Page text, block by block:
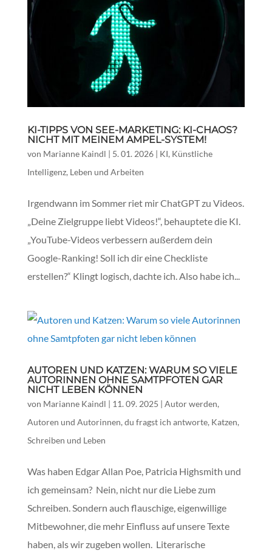
KI-TIPPS VON SEE-MARKETING: KI-CHAOS?
NICHT MIT MEINEM AMPEL-SYSTEM!
von Marianne Kaindl | 5. 01. 2026| KI, Künstliche
Intelligenz, Leben und Arbeiten
Irgendwann im Sommer riet mir ChatGPT zu Videos.
„Deine Zielgruppe liebt Videos!“, behauptete die KI.
„YouTube-Videos verbessern außerdem dein
Google-Ranking! Soll ich dir eine Checkliste
erstellen?“ Klingt logisch, dachte ich. Also habe ich...
AUTOREN UND KATZEN: WARUM SO VIELE
AUTORINNEN OHNE SAMTPFOTEN GAR
NICHT LEBEN KÖNNEN
von Marianne Kaindl | 11. 09. 2025 | Autor werden,
Autoren und Autorinnen, du fragst ich antworte, Katzen,
Schreiben und Leben
Was haben Edgar Allan Poe, Patricia Highsmith und
ich gemeinsam? Nein, nicht nur die Liebe zum
Schreiben. Sondern auch flauschige, eigenwillige
Mitbewohner, die mehr Einfluss auf unsere Texte
haben, als wir zugeben wollen. Literarische